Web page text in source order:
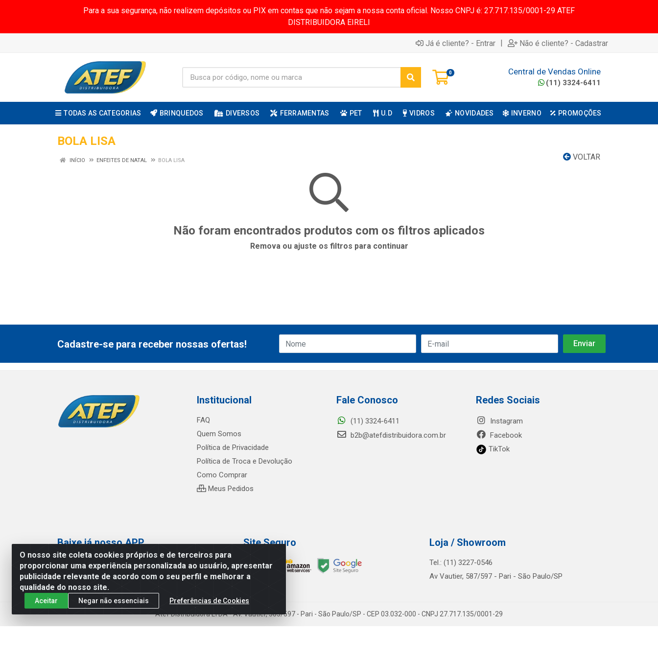
Para a sua segurança, não realizem depósitos ou PIX em contas que não sejam a nossa conta oficial. Nosso CNPJ é: 27.717.135/0001-29 ATEF
DISTRIBUIDORA EIRELI
Já é cliente? - Entrar | Não é cliente? - Cadastrar
0 Central de Vendas Online
(11) 3324-6411
TODAS AS CATEGORIAS BRINQUEDOS DIVERSOS FERRAMENTAS PET U.D VIDROS NOVIDADES INVERNO PROMOÇÕES
BOLA LISA
VOLTAR
INÍCIO ENFEITES DE NATAL BOLA LISA
Não foram encontrados produtos com os filtros aplicados
Remova ou ajuste os filtros para continuar
O nosso site coleta cookies próprios e de terceiros para
proporcionar uma experiência personalizada ao usuário, apresentar
publicidade relevante de acordo com o seu perfil e melhorar a
qualidade do nosso site.
Aceitar Negar não essenciais Preferências de Cookies
Cadastre-se para receber nossas ofertas!
Institucional
FAQ
Quem Somos
Política de Privacidade
Política de Troca e Devolução
Como Comprar
Meus Pedidos
Fale Conosco
(11) 3324-6411
b2b@atefdistribuidora.com.br
Redes Sociais
Instagram
Facebook
TikTok
Baixe já nosso APP Site Seguro Loja / Showroom
Tel.: (11) 3227-0546
Av Vautier, 587/597 - Pari - São Paulo/SP
Atef Distribuidora LTDA - Av. Vautier, 585/597 - Pari - São Paulo/SP - CEP 03.032-000 - CNPJ 27.717.135/0001-29